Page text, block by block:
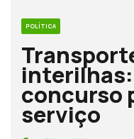
POLÍTICA
interilhas:
concurso
serviço